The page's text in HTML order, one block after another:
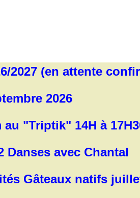
2027 (en attente
2026
"Triptik" 14H à
Danses avec Chantal
Gâteaux natifs